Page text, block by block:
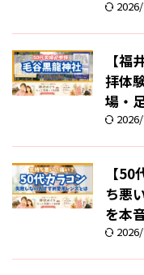
【
拝体
場・
【
ち悪
を本